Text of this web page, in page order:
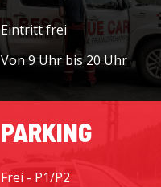
Eintritt frei
Von 9 Uhr bis 20 Uhr
PARKING
Frei - P1/P2